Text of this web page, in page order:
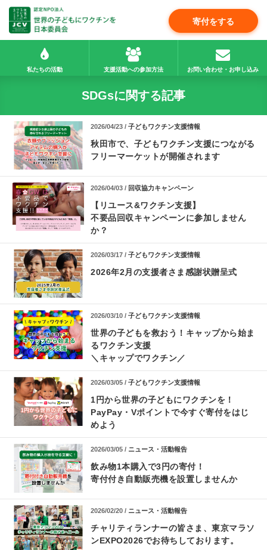
寄付をする
私たちの活動 支援活動への参加方法 お問い合わせ・お申し込み
SDGsに関する記事
2026/04/23 /子どもワクチン支援情報
秋田市で、子どもワクチン支援につながる
フリーマーケットが開催されます
2026/04/03 / 回収協力キャンペーン
【リユース&ワクチン支援】
不要品回収キャンペーンに参加しません
か？
2026/03/17 /子どもワクチン支援情報
2026年2月の支援者さま感謝状贈呈式
2026/03/10 /子どもワクチン支援情報
世界の子どもを救おう！キャップから始ま
るワクチン支援
＼キャップでワクチン／
2026/03/05 /子どもワクチン支援情報
1円から世界の子どもにワクチンを！
PayPay・Vポイントで今すぐ寄付をはじ
めよう
2026/03/05 / ニュース・活動報告
飲み物1本購入で3円の寄付！
寄付付き自動販売機を設置しませんか
2026/02/20 / ニュース・活動報告
チャリティランナーの皆さま、東京マラソ
ンEXPO2026でお待ちしております。